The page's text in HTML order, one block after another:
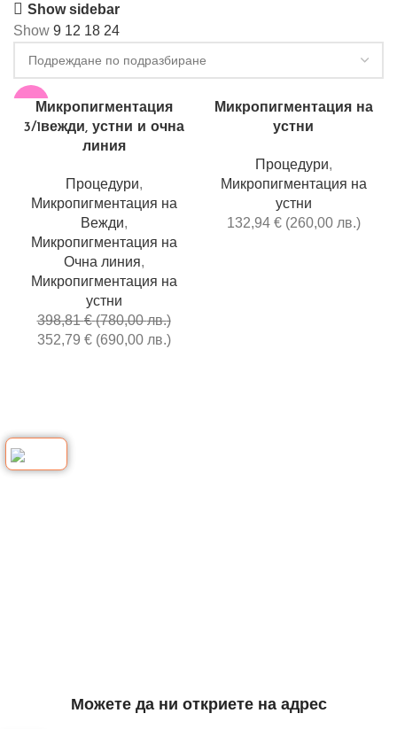
Show sidebar
Show 9 12 18 24
-12%Микропигментация
3/1вежди, устни и очна
линия
Процедури,
Микропигментация на
Вежди,
Микропигментация на
Очна линия,
Микропигментация на
устни
398,81€ (780,00лв.)
352,79 € (690,00 лв.)
Микропигментация на
устни
Процедури,
Микропигментация на
устни
132,94 € (260,00 лв.)
Можете да ни откриете на адрес